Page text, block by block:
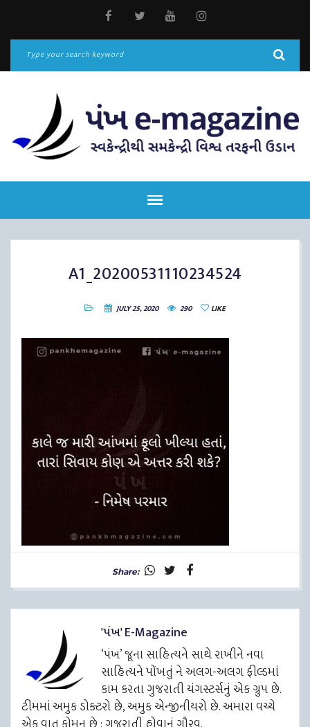
A1_20200531110234524
JULY 25, 2020 290 LIKE
Share:
'પંખ' E-Magazine
‘પંખ’ જૂના સાહિત્યને સાથે રાખીને નવા
સાહિત્યને પોંખતું ને અલગ-અલગ ફીલ્ડમાં
કામ કરતા ગુજરાતી યંગસ્ટર્સનું એક ગ્રુપ છે.
ટીમમાં અમુક ડોક્ટરો છે, અમુક એન્જીનીયરો છે. અમારા વચ્ચે